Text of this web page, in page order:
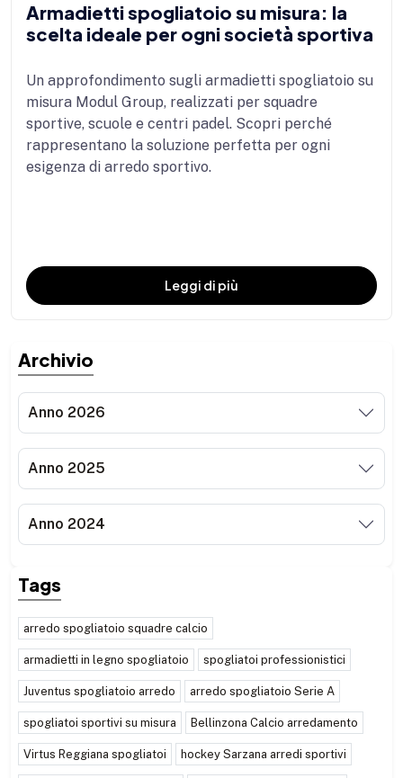
Armadietti spogliatoio su misura: la
scelta ideale per ogni società sportiva
Un approfondimento sugli armadietti spogliatoio su
misura Modul Group, realizzati per squadre
sportive, scuole e centri padel. Scopri perché
rappresentano la soluzione perfetta per ogni
esigenza di arredo sportivo.
Leggi di più
Archivio
Anno 2026
Anno 2025
Anno 2024
Tags
arredo spogliatoio squadre calcio
armadietti in legno spogliatoio spogliatoi professionistici
Juventus spogliatoio arredo arredo spogliatoio Serie A
spogliatoi sportivi su misura Bellinzona Calcio arredamento
Virtus Reggiana spogliatoi hockey Sarzana arredi sportivi